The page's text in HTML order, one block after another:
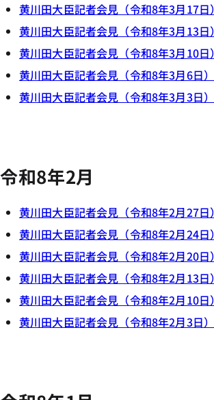
黄川田大臣記者会見（令和8年3月17日）
黄川田大臣記者会見（令和8年3月13日）
黄川田大臣記者会見（令和8年3月10日）
黄川田大臣記者会見（令和8年3月6日）
黄川田大臣記者会見（令和8年3月3日）
令和8年2月
黄川田大臣記者会見（令和8年2月27日）
黄川田大臣記者会見（令和8年2月24日）
黄川田大臣記者会見（令和8年2月20日）
黄川田大臣記者会見（令和8年2月13日）
黄川田大臣記者会見（令和8年2月10日）
黄川田大臣記者会見（令和8年2月3日）